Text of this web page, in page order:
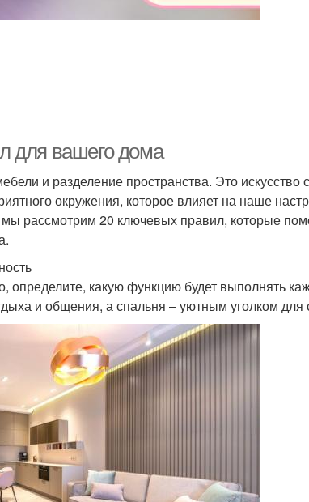
для вашего дома
и разделение пространства. Это искусство
окружения, которое влияет на наше
мы рассмотрим 20 ключевых правил, которые
определите, какую функцию будет выполнять
и общения, а спальня – уютным уголком для